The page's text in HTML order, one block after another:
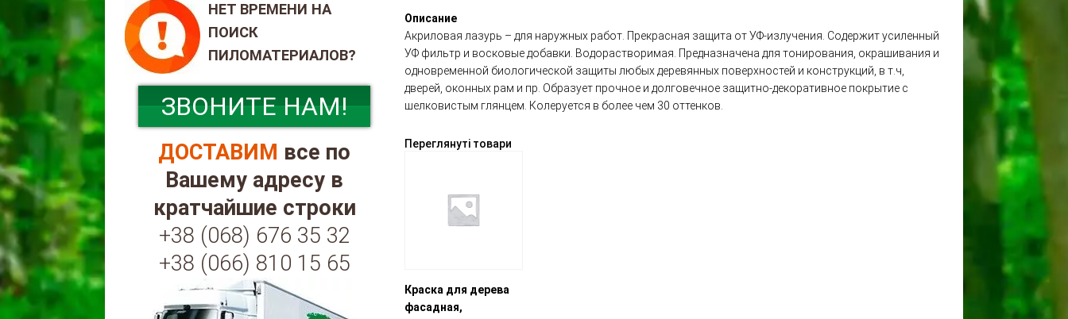
Описание
Акриловая лазурь – для наружных работ. Прекрасная защита от УФ-излучения. Содержит усиленный
УФ фильтр и восковые добавки. Водорастворимая. Предназначена для тонирования, окрашивания и
одновременной биологической защиты любых деревянных поверхностей и конструкций, в т.ч,
дверей, оконных рам и пр. Образует прочное и долговечное защитно-декоративное покрытие с
шелковистым глянцем. Колеруется в более чем 30 оттенков.
Переглянуті товари
Краска для дерева
фасадная,
НЕТ ВРЕМЕНИ НА
ПОИСК
ПИЛОМАТЕРИАЛОВ?
ЗВОНИТЕ НАМ!
ДОСТАВИМ все по
Вашему адресу в
кратчайшие строки
+38 (068) 676 35 32
+38 (066) 810 15 65